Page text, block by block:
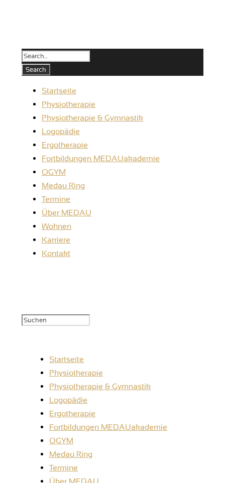
Startseite
Physiotherapie
Physiotherapie & Gymnastik
Logopädie
Ergotherapie
Fortbildungen MEDAUakademie
OGYM
Medau Ring
Termine
Über MEDAU
Wohnen
Karriere
Kontakt
Startseite
Physiotherapie
Physiotherapie & Gymnastik
Logopädie
Ergotherapie
Fortbildungen MEDAUakademie
OGYM
Medau Ring
Termine